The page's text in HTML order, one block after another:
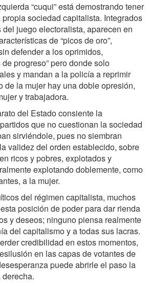
“cuqui” está demostrando tener
sociedad capitalista. Integrados
juego electoralista, aparecen en
de “picos de oro”,
defender a los oprimidos,
progreso” pero donde solo
y mandan a la policía a reprimir
de la mujer hay una doble opresión,
y trabajadora.
del Estado consiente la
que no cuestionan la sociedad
sirviéndole, pues no siembran
validez del orden establecido, sobre
ricos y pobres, explotados y
explotando doblemente, como
a la mujer.
del régimen capitalista, muchos
posición de poder para dar rienda
y deseos; ninguno piensa realmente
del capitalismo y a todas sus lacras.
credibilidad en estos momentos,
en las capas de votantes de
puede abrirle el paso la